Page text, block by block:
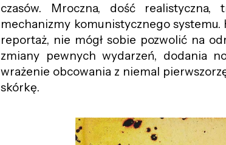
czasów. Mroczna, dość realistyczna,
mechanizmy komunistycznego
reportaż, nie mógł sobie pozwolić na
zmiany pewnych wydarzeń, dodania
wrażenie obcowania z niemal
skórkę.